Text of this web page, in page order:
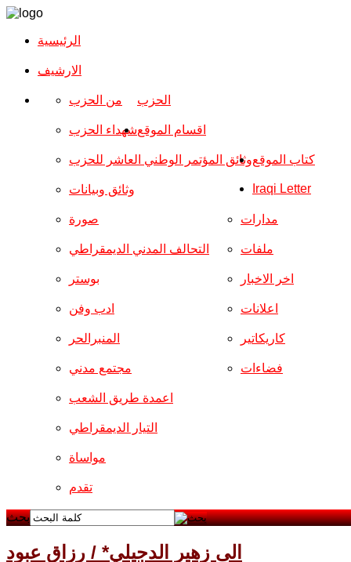
الرئيسية
الارشیف
الحزب من الحزب
شهداء الحزب
وثائق المؤتمر الوطني العاشر للحزب
وثائق وبيانات
اقسام الموقع
صورة
التحالف المدني الديمقراطي
بوستر
ادب وفن
المنبرالحر
مجتمع مدني
مدارات
ملفات
اخر الاخبار
اعلانات
كاريكاتير
فضاءات
اعمدة طريق الشعب
التيار الديمقراطي
مواساة
تقدم
كتاب الموقع
Iraqi Letter
بحث
الى زهير الدجيلي* / رزاق عبود